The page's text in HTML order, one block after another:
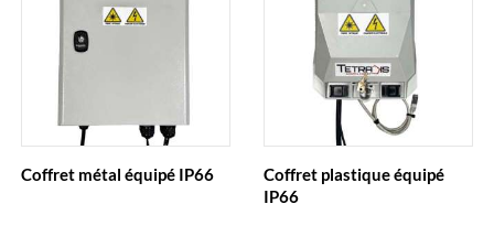
Coffret métal équipé IP66
Coffret plastique équipé
IP66